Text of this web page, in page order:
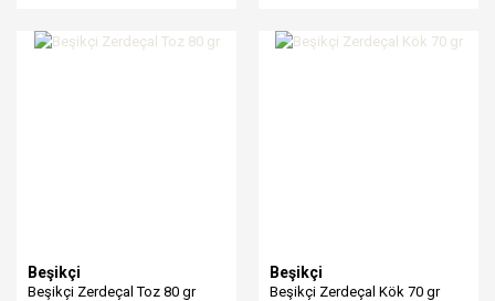
Beşikçi
Beşikçi Zerdeçal Toz 80 gr
Beşikçi
Beşikçi Zerdeçal Kök 70 gr